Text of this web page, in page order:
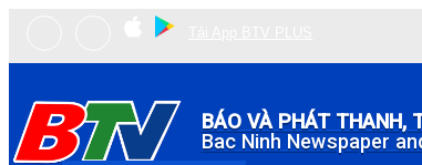
BÁO VÀ PHÁT THANH,
Bac Ninh Newspaper